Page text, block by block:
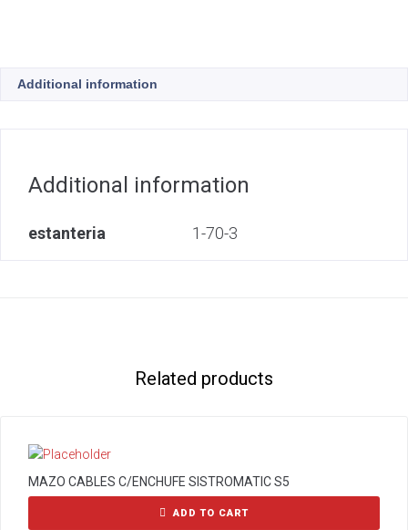
Additional information
Additional information
estanteria 1-70-3
Related products
MAZO CABLES C/ENCHUFE SISTROMATIC S5
ADD TO CART